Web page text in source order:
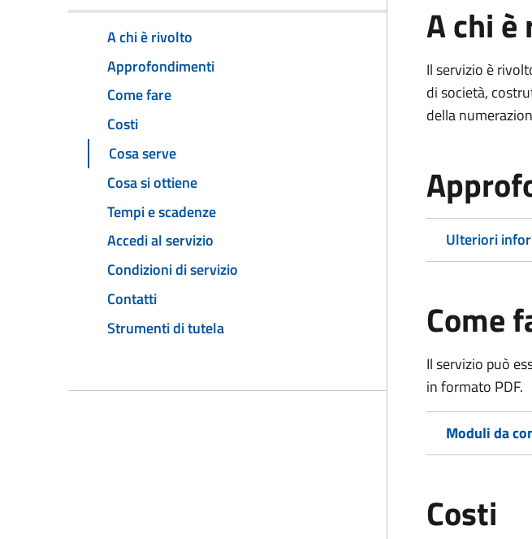
A chi è rivolto
Approfondimenti
Come fare
Costi
Cosa serve
Cosa si ottiene
Tempi e scadenze
Accedi al servizio
Condizioni di servizio
Contatti
Strumenti di tutela
A chi
Il servizio è
di società,
della
Ulteriori
Come
Il servizio può
in formato PDF.
Moduli da
Costi